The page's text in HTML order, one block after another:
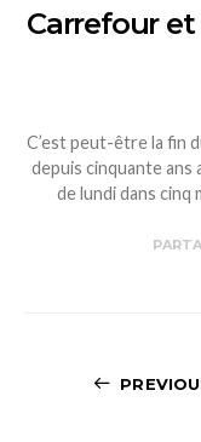
Carrefour
C’est peut-être la fin
depuis cinquante
de lundi dans cinq